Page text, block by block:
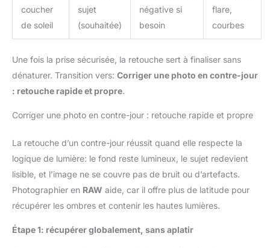
coucher
de soleil
sujet
(souhaitée)
négative si
besoin
flare,
courbes
Une fois la prise sécurisée, la retouche sert à finaliser sans
dénaturer. Transition vers: Corriger une photo en contre-jour
: retouche rapide et propre.
Corriger une photo en contre-jour : retouche rapide et propre
La retouche d’un contre-jour réussit quand elle respecte la
logique de lumière: le fond reste lumineux, le sujet redevient
lisible, et l’image ne se couvre pas de bruit ou d’artefacts.
Photographier en RAW aide, car il offre plus de latitude pour
récupérer les ombres et contenir les hautes lumières.
Étape 1: récupérer globalement, sans aplatir